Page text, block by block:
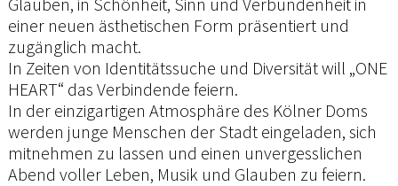
einer neuen ästhetischen Form präsentiert und
zugänglich macht.
In Zeiten von Identitätssuche und Diversität will „ONE
HEART“ das Verbindende feiern.
In der einzigartigen Atmosphäre des Kölner Doms
werden junge Menschen der Stadt eingeladen, sich
mitnehmen zu lassen und einen unvergesslichen
Abend voller Leben, Musik und Glauben zu feiern.